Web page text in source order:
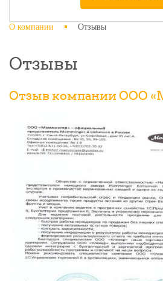
О компании Отзывы
Отзывы
Отзыв компании ООО